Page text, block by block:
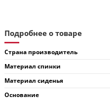
Подробнее о товаре
Страна производитель
Материал спинки
Материал сиденья
Основание